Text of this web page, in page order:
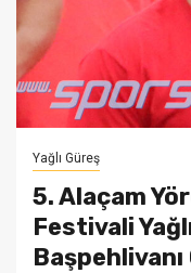
Yağlı Güreş
5. Alaçam
Festivali